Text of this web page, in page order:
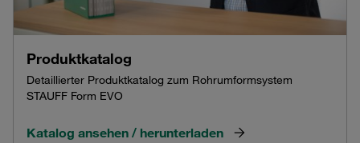
Produktkatalog
Detaillierter Produktkatalog zum Rohrumformsystem
STAUFF Form EVO
Katalog ansehen / herunterladen